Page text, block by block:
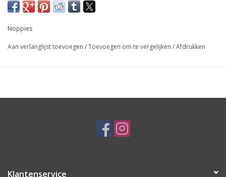
Noppies
Aan verlanglijst toevoegen /Toevoegen om te vergelijken /Afdrukken
Klantenservice